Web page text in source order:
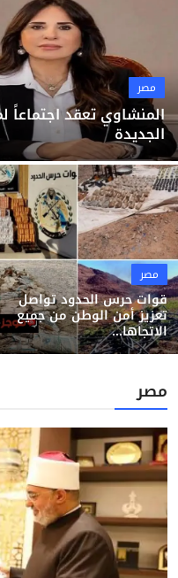
منوعات
مصر
المنشاوي تعقد اجتماعاً
الجديدة
مصر
قوات حرس الحدود تواصل
تعزيز أمن الوطن من جميع
الاتجاها...
مصر